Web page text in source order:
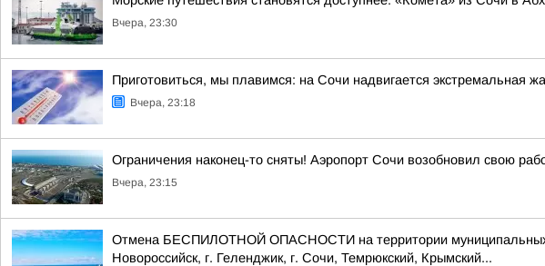
Вчера, 23:30
Приготовиться, мы плавимся: на Сочи надвигается экстремальная
Вчера, 23:18
Ограничения наконец-то сняты! Аэропорт Сочи возобновил свою
Вчера, 23:15
Отмена БЕСПИЛОТНОЙ ОПАСНОСТИ на территории муниципальных
Новороссийск, г. Геленджик, г. Сочи, Темрюкский, Крымский...